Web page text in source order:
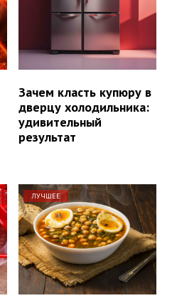
Зачем класть купюру в
дверцу холодильника:
удивительный
результат
ЛУЧШЕЕ